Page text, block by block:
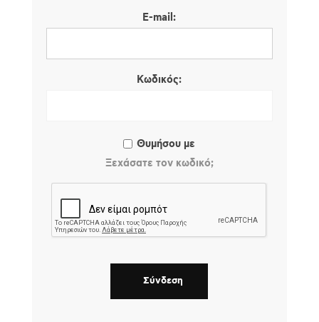
E-mail:
Κωδικός:
Θυμήσου με
Ξεχάσατε τον κωδικό;